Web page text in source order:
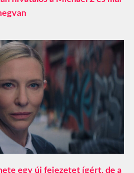
egy új fejezetet ígért, de a